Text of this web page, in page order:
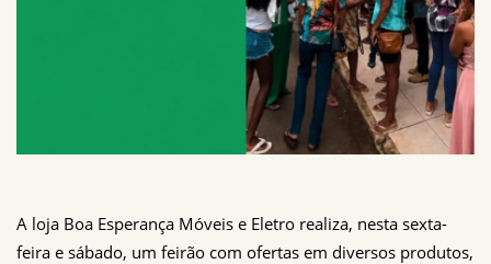
A loja Boa Esperança Móveis e Eletro realiza, nesta sexta-
feira e sábado, um feirão com ofertas em diversos produtos,